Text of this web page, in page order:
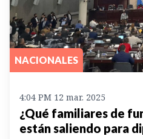
NACIONALES
4:04 PM 12 mar. 2025
¿Qué familiares de
están saliendo para